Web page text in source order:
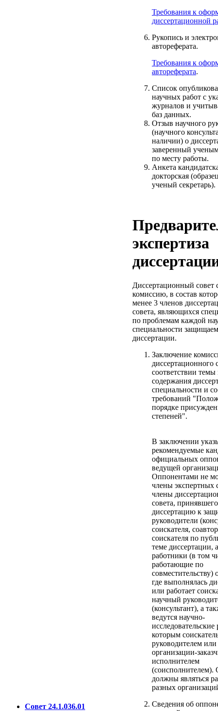
Совет 24.1.036.01
Требования к
диссертационной
Рукопись и
автореферата.
Требования к
автореферата.
Список
научных работ с
журналов и
баз данных.
Отзыв научного
(научного
наличии) о
заверенный
по месту работы.
Анкета
докторская
ученый секретарь).
экспертиза
Диссертационный совет
комиссию, в состав
менее 3 членов
совета, являющихся
по проблемам каждой
специальности
диссертации.
Заключение
диссертационного
соответствии темы
содержания
специальности и
требований
порядке
степеней".
В заключении
рекомендуемые
официальных
ведущей
Оппонентами не
члены экспертных
члены
совета, принявшего
диссертацию к
руководители
соискателя,
соискателя по
теме диссертации,
работники (в том
работающие по
совместительству)
где выполнялась
или работает
научный
(консультант), а
ведутся научно-
которым
руководителем
организации-
исполнителем
должны являться
разных
Сведения об